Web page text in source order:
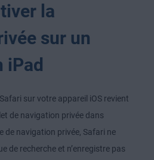
la
sur un
iPad
Safari sur votre appareil iOS revient
de navigation privée dans
de navigation privée, Safari ne
de recherche et n’enregistre pas